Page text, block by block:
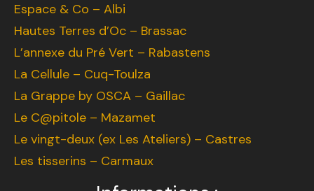
Espace & Co – Albi
Hautes Terres d’Oc – Brassac
L’annexe du Pré Vert – Rabastens
La Cellule – Cuq-Toulza
La Grappe by OSCA – Gaillac
Le C@pitole – Mazamet
Le vingt-deux (ex Les Ateliers) – Castres
Les tisserins – Carmaux